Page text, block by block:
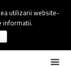
utilizarii website-
informatii.